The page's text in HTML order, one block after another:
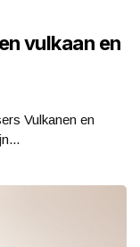
vulkaan en
Vulkanen en